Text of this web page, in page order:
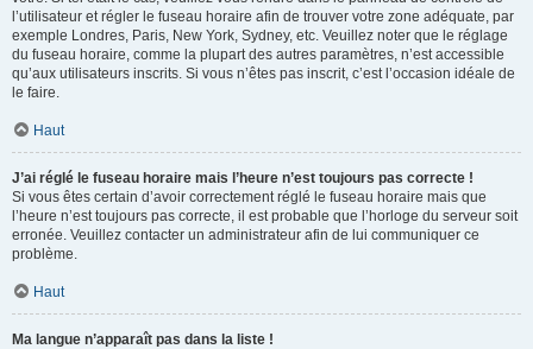
l’utilisateur et régler le fuseau horaire afin de trouver votre zone adéquate, par
exemple Londres, Paris, New York, Sydney, etc. Veuillez noter que le réglage
du fuseau horaire, comme la plupart des autres paramètres, n’est accessible
qu’aux utilisateurs inscrits. Si vous n’êtes pas inscrit, c’est l’occasion idéale de
le faire.
Haut
J’ai réglé le fuseau horaire mais l’heure n’est toujours pas correcte !
Si vous êtes certain d’avoir correctement réglé le fuseau horaire mais que
l’heure n’est toujours pas correcte, il est probable que l’horloge du serveur soit
erronée. Veuillez contacter un administrateur afin de lui communiquer ce
problème.
Haut
Ma langue n’apparaît pas dans la liste !